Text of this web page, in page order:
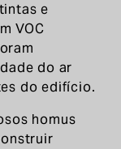
e
VOC
do ar
do edifício.
homus